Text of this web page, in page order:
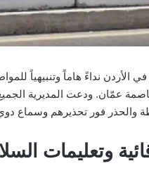
الأردن نداءً هاماً وتنبيهياً
عمّان. ودعت المديرية
والحذر فور تحذيرهم وسماع
وتعليمات